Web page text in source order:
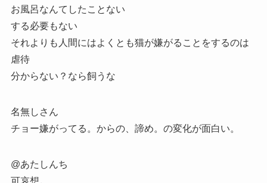
お風呂なんてしたことない
する必要もない
それよりも人間にはよくとも猫が嫌がることをするのは
虐待
分からない？なら飼うな
名無しさん
チョー嫌がってる。からの、諦め。の変化が面白い。
@あたしんち